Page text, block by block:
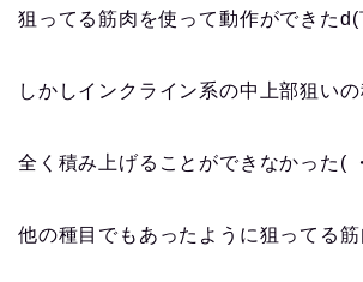
狙ってる筋肉を使って動作ができたd(
しかしインクライン系の中上部狙い
全く積み上げることができなかった(
他の種目でもあったように狙ってる